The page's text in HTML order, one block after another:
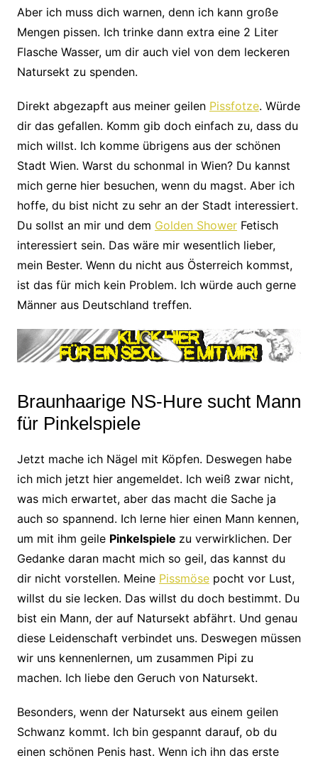
Aber ich muss dich warnen, denn ich kann große
Mengen pissen. Ich trinke dann extra eine 2 Liter
Flasche Wasser, um dir auch viel von dem leckeren
Natursekt zu spenden.
Direkt abgezapft aus meiner geilen Pissfotze. Würde
dir das gefallen. Komm gib doch einfach zu, dass du
mich willst. Ich komme übrigens aus der schönen
Stadt Wien. Warst du schonmal in Wien? Du kannst
mich gerne hier besuchen, wenn du magst. Aber ich
hoffe, du bist nicht zu sehr an der Stadt interessiert.
Du sollst an mir und dem Golden ShowerFetisch
interessiert sein. Das wäre mir wesentlich lieber,
mein Bester. Wenn du nicht aus Österreich kommst,
ist das für mich kein Problem. Ich würde auch gerne
Männer aus Deutschland treffen.
Braunhaarige NS-Hure sucht Mann
für Pinkelspiele
Jetzt mache ich Nägel mit Köpfen. Deswegen habe
ich mich jetzt hier angemeldet. Ich weiß zwar nicht,
was mich erwartet, aber das macht die Sache ja
auch so spannend. Ich lerne hier einen Mann kennen,
um mit ihm geile Pinkelspiele zu verwirklichen. Der
Gedanke daran macht mich so geil, das kannst du
dir nicht vorstellen. Meine Pissmösepocht vor Lust,
willst du sie lecken. Das willst du doch bestimmt. Du
bist ein Mann, der auf Natursekt abfährt. Und genau
diese Leidenschaft verbindet uns. Deswegen müssen
wir uns kennenlernen, um zusammen Pipi zu
machen. Ich liebe den Geruch von Natursekt.
Besonders, wenn der Natursekt aus einem geilen
Schwanz kommt. Ich bin gespannt darauf, ob du
einen schönen Penis hast. Wenn ich ihn das erste